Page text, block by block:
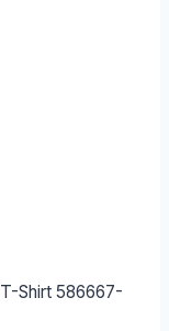
Shirt 586667-